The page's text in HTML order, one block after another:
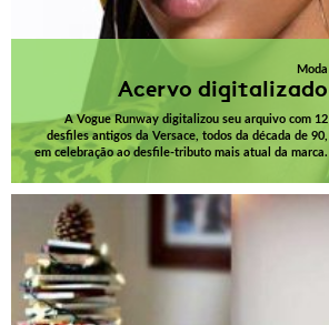
Moda
Acervo digitalizado
A Vogue Runway digitalizou seu arquivo com 12
desfiles antigos da Versace, todos da década de 90,
em celebração ao desfile-tributo mais atual da marca.